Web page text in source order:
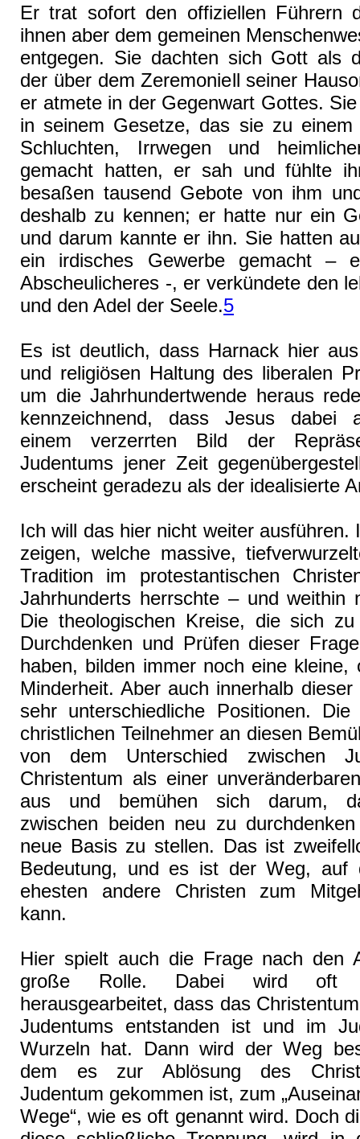
Er trat sofort den offiziellen Führern
ihnen aber dem gemeinen
entgegen. Sie dachten sich Gott als
der über dem Zeremoniell seiner
er atmete in der Gegenwart Gottes.
in seinem Gesetze, das sie zu einem
Schluchten, Irrwegen und
gemacht hatten, er sah und fühlte
besaßen tausend Gebote von ihm
deshalb zu kennen; er hatte nur ein
und darum kannte er ihn. Sie hatten
ein irdisches Gewerbe gemacht –
Abscheulicheres -, er verkündete den
und den Adel der Seele.5
Es ist deutlich, dass Harnack hier
und religiösen Haltung des liberalen
um die Jahrhundertwende heraus
kennzeichnend, dass Jesus dabei
einem verzerrten Bild der
Judentums jener Zeit
erscheint geradezu als der idealisierte
Ich will das hier nicht weiter ausführen.
zeigen, welche massive,
Tradition im protestantischen
Jahrhunderts herrschte – und weithin
Die theologischen Kreise, die sich
Durchdenken und Prüfen dieser
haben, bilden immer noch eine kleine,
Minderheit. Aber auch innerhalb
sehr unterschiedliche Positionen.
christlichen Teilnehmer an diesen
von dem Unterschied zwischen
Christentum als einer
aus und bemühen sich darum,
zwischen beiden neu zu
neue Basis zu stellen. Das ist
Bedeutung, und es ist der Weg, auf
ehesten andere Christen zum
kann.
Hier spielt auch die Frage nach den
große Rolle. Dabei wird oft
herausgearbeitet, dass das
Judentums entstanden ist und im
Wurzeln hat. Dann wird der Weg
dem es zur Ablösung des
Judentum gekommen ist, zum
Wege“, wie es oft genannt wird. Doch